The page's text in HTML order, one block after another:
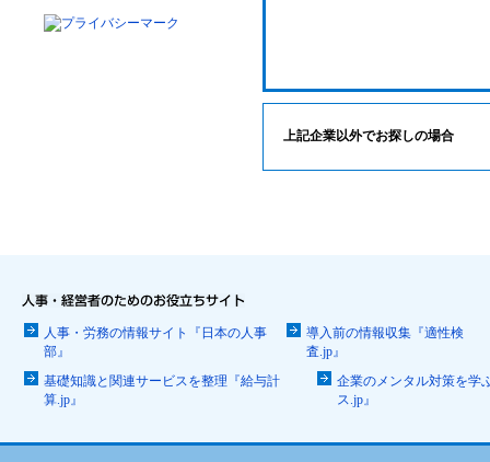
上記企業以外でお探しの場合
人事・労務の情報サイト『日本の人事
部』
導入前の情報収集『適性検
査.jp』
基礎知識と関連サービスを整理『給与計
算.jp』
企業のメンタル対策を学
ス.jp』